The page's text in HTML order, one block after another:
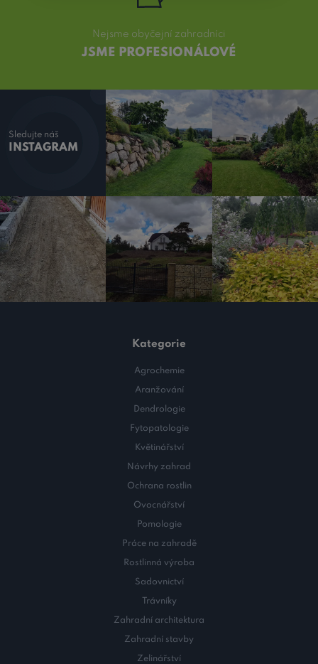
Nejsme obyčejní zahradníci
JSME PROFESIONÁLOVÉ
Sledujte náš
INSTAGRAM
Kategorie
Agrochemie
Aranžování
Dendrologie
Fytopatologie
Květinářství
Návrhy zahrad
Ochrana rostlin
Ovocnářství
Pomologie
Práce na zahradě
Rostlinná výroba
Sadovnictví
Trávníky
Zahradní architektura
Zahradní stavby
Zelinářství